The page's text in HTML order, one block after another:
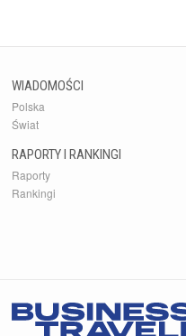
WIADOMOŚCI
Polska
Świat
RAPORTY I RANKINGI
Raporty
Rankingi